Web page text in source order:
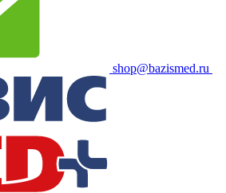
shop@bazismed.ru